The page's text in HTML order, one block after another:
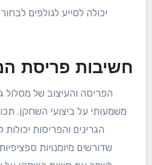
המיומנות של השחקן יכולה
למשל, מסלול עם דירוג סלופ
ממסלולים קלים יותר. הבנת
יכולה לסייע לגולפים